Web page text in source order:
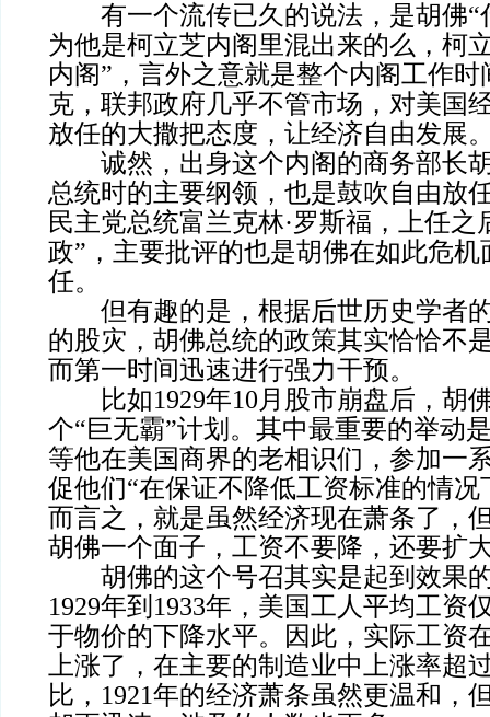
有一个流传已久的说法，是胡佛“
为他是柯立芝内阁里混出来的么，柯
内阁”，言外之意就是整个内阁工作
克，联邦政府几乎不管市场，对美国
放任的大撒把态度，让经济自由发展
诚然，出身这个内阁的商务部长
总统时的主要纲领，也是鼓吹自由放
民主党总统富兰克林·罗斯福，上任之
政”，主要批评的也是胡佛在如此危
任。
但有趣的是，根据后世历史学者
的股灾，胡佛总统的政策其实恰恰不
而第一时间迅速进行强力干预。
比如1929年10月股市崩盘后，胡
个“巨无霸”计划。其中最重要的举动
等他在美国商界的老相识们，参加一
促他们“在保证不降低工资标准的情况
而言之，就是虽然经济现在萧条了，
胡佛一个面子，工资不要降，还要扩
胡佛的这个号召其实是起到效果
1929年到1933年，美国工人平均工资
于物价的下降水平。因此，实际工资
上涨了，在主要的制造业中上涨率超
比，1921年的经济萧条虽然更温和，